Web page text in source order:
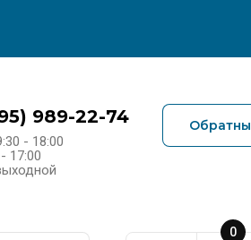
989-22-74
- 18:00
17:00
0